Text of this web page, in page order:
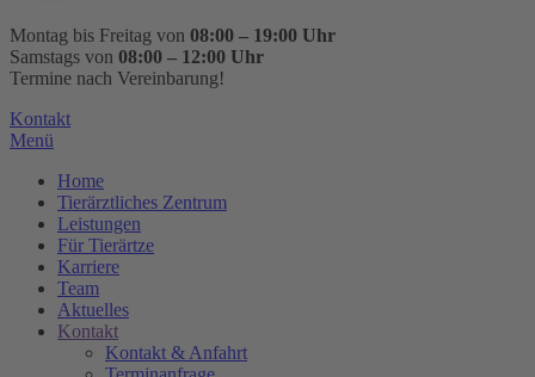
Montag bis Freitag von 08:00 – 19:00 Uhr
Samstags von 08:00 – 12:00 Uhr
Termine nach Vereinbarung!
Kontakt
Menü
Home
Tierärztliches Zentrum
Leistungen
Für Tierärtze
Karriere
Team
Aktuelles
Kontakt
Kontakt & Anfahrt